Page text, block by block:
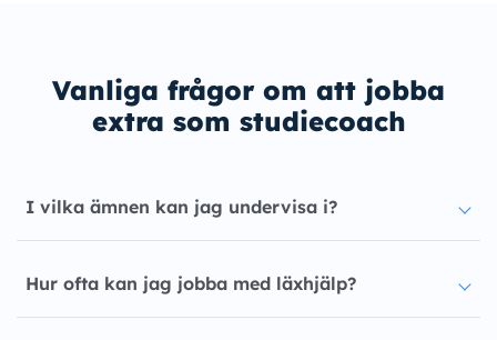
Vanliga frågor om att jobba
extra som studiecoach
I vilka ämnen kan jag undervisa i?
Hur ofta kan jag jobba med läxhjälp?